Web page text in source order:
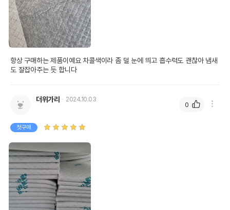
항상 구매하는 제품이예요 차콜색이라 좀 덜 눈에 띄고 흡수력도 괜찮아 냄새
도 잘잡아주는 듯 합니다
더위가라 2024.10.03
첫구매
0